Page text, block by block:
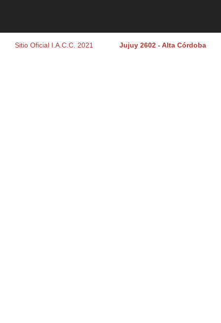
Sitio Oficial I.A.C.C. 2021 Jujuy 2602 - Alta Córdoba